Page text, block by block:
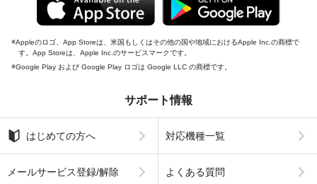
Appleのロゴ、App Storeは、米国もしくはその他の国や地域におけるApple Inc.の商標で
す。App Storeは、Apple Inc.のサービスマークです。
Google Play および Google Play ロゴは Google LLC の商標です。
サポート情報
はじめての方へ 対応機種一覧
メールサービス登録/解除 よくある質問